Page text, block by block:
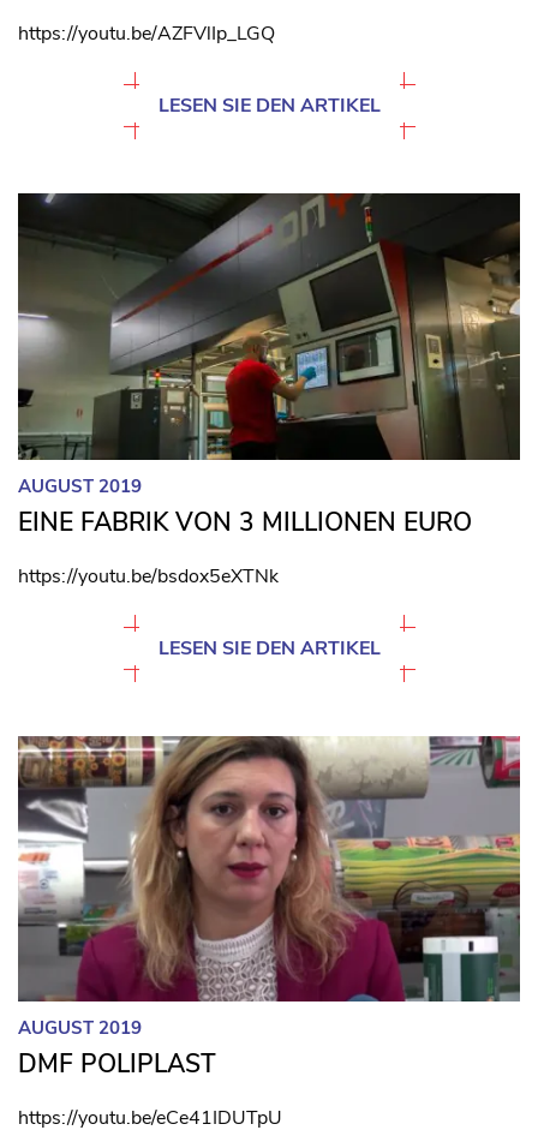
https://youtu.be/AZFVlIp_LGQ
LESEN SIE DEN ARTIKEL
AUGUST 2019
EINE FABRIK VON 3 MILLIONEN EURO
https://youtu.be/bsdox5eXTNk
LESEN SIE DEN ARTIKEL
AUGUST 2019
DMF POLIPLAST
https://youtu.be/eCe41IDUTpU